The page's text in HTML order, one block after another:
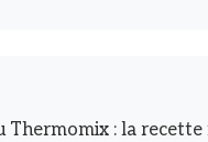
Thermomix : la